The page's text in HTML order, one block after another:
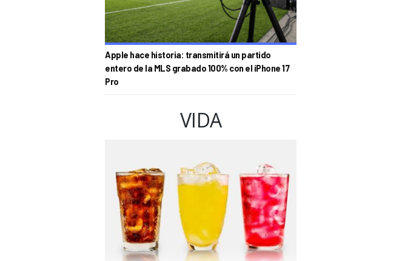
Apple hace historia: transmitirá un partido
entero de la MLS grabado 100% con el iPhone 17
Pro
VIDA